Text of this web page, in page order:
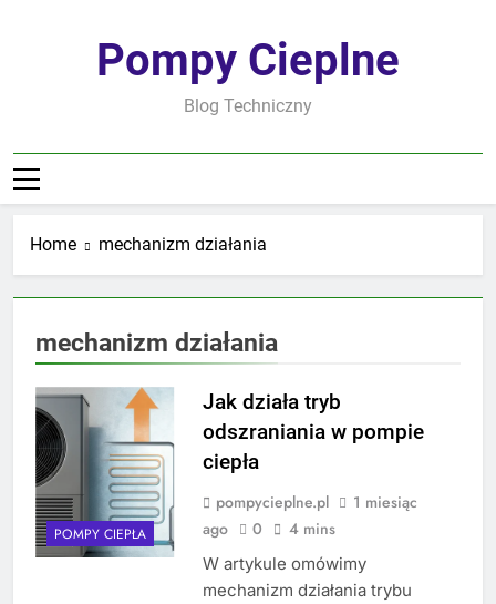
Pompy Cieplne
Blog Techniczny
Home mechanizm działania
mechanizm działania
POMPY CIEPŁA
Jak działa tryb
odszraniania w pompie
ciepła
pompycieplne.pl
1 miesiąc
ago
0 4 mins
W artykule omówimy
mechanizm działania trybu